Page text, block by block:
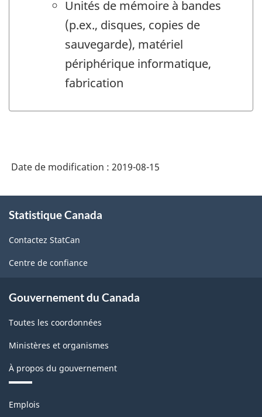
Unités de mémoire à bandes
(p.ex., disques, copies de
sauvegarde), matériel
périphérique informatique,
fabrication
Date de modification : 2019-08-15
propos
ce
site
Statistique Canada
Contactez StatCan
Centre de confiance
Gouvernement du Canada
Toutes les coordonnées
Ministères et organismes
À propos du gouvernement
Thèmes
Emplois